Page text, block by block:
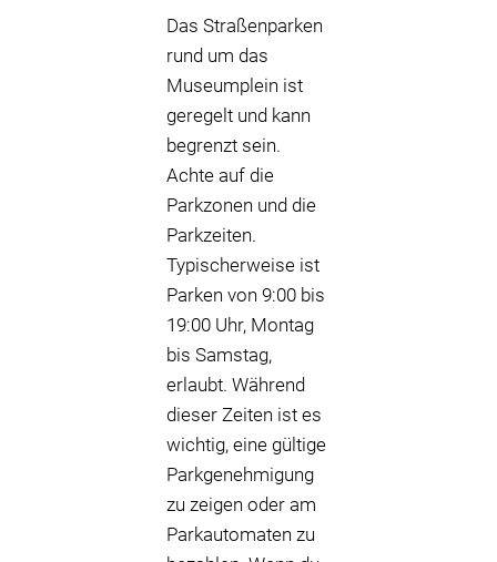
Das Straßenparken
rund um das
Museumplein ist
geregelt und kann
begrenzt sein.
Achte auf die
Parkzonen und die
Parkzeiten.
Typischerweise ist
Parken von 9:00 bis
19:00 Uhr, Montag
bis Samstag,
erlaubt. Während
dieser Zeiten ist es
wichtig, eine gültige
Parkgenehmigung
zu zeigen oder am
Parkautomaten zu